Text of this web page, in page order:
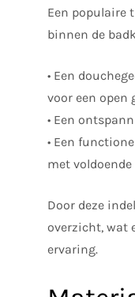
Een populaire
binnen de
• Een
voor een open
• Een
• Een
met
Door deze
overzicht, wat
ervaring.